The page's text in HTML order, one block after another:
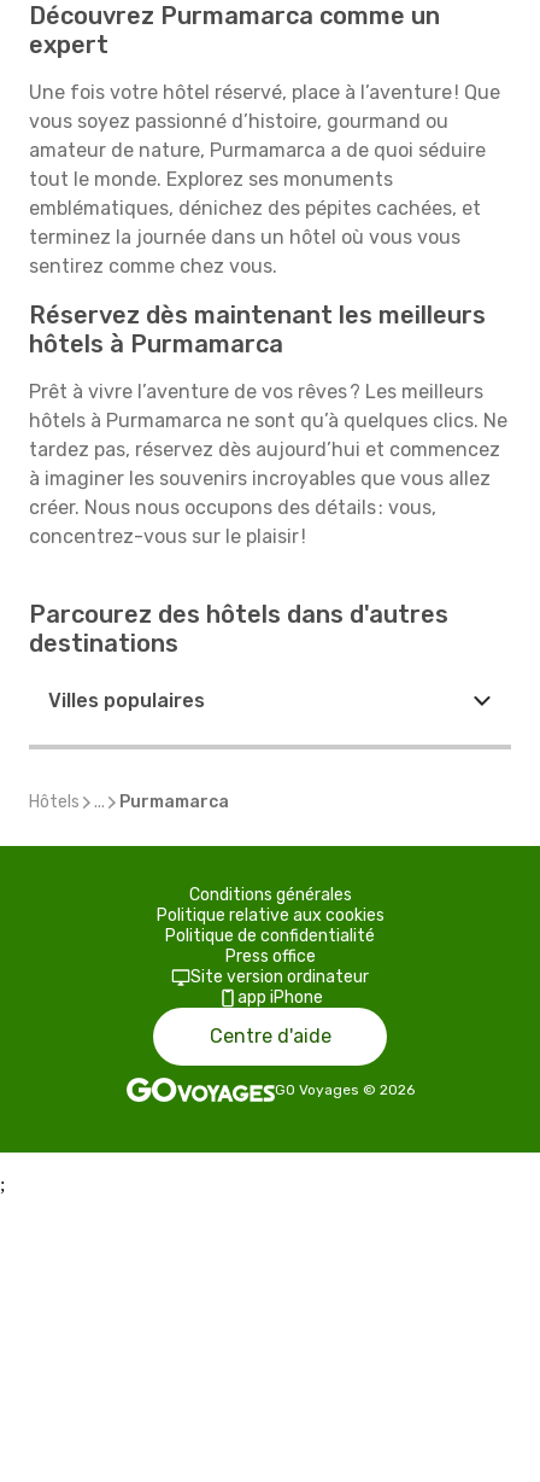
Découvrez Purmamarca comme un
expert
Une fois votre hôtel réservé, place à l’aventure ! Que
vous soyez passionné d’histoire, gourmand ou
amateur de nature, Purmamarca a de quoi séduire
tout le monde. Explorez ses monuments
emblématiques, dénichez des pépites cachées, et
terminez la journée dans un hôtel où vous vous
sentirez comme chez vous.
Réservez dès maintenant les meilleurs
hôtels à Purmamarca
Prêt à vivre l’aventure de vos rêves ? Les meilleurs
hôtels à Purmamarca ne sont qu’à quelques clics. Ne
tardez pas, réservez dès aujourd’hui et commencez
à imaginer les souvenirs incroyables que vous allez
créer. Nous nous occupons des détails : vous,
concentrez-vous sur le plaisir !
Parcourez des hôtels dans d'autres
destinations
Villes populaires
Hôtels ... Purmamarca
Conditions générales
Politique relative aux cookies
Politique de confidentialité
Press office
Site version ordinateur
app iPhone
Centre d'aide
GO Voyages © 2026
;